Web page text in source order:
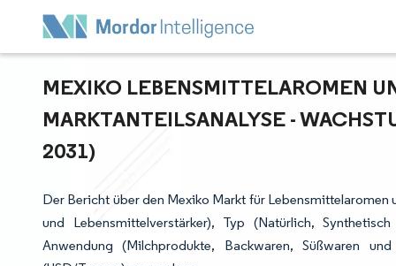
MEXIKO LEBENSMITTELAROMEN
ARKTANTEILSANALYSE -
031)
Der Bericht über den Mexiko Markt für
und Lebensmittelverstärker), Typ (Natürlich,
Anwendung (Milchprodukte, Backwaren, Süßwaren